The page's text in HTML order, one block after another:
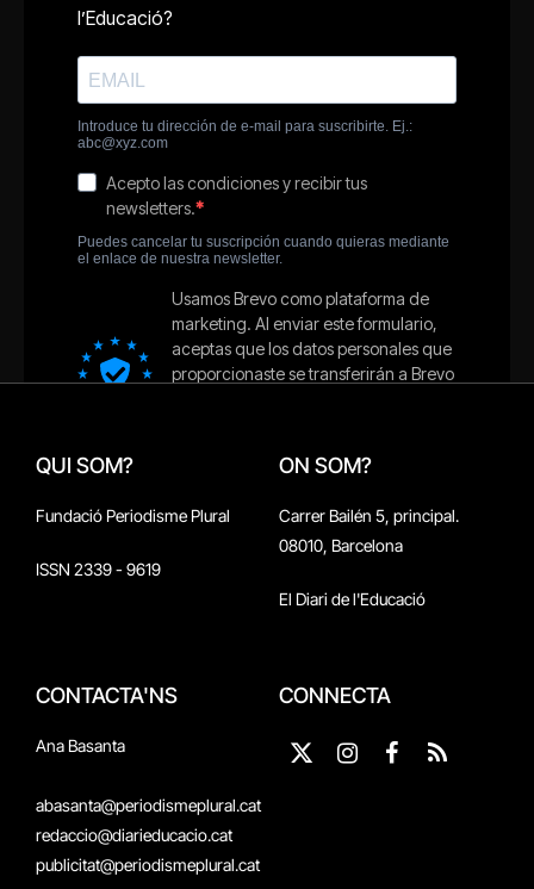
QUI SOM?
Fundació Periodisme Plural
ISSN 2339 - 9619
ON SOM?
Carrer Bailén 5, principal.
08010, Barcelona
El Diari de l'Educació
CONTACTA'NS
Ana Basanta
abasanta@periodismeplural.cat
redaccio@diarieducacio.cat
publicitat@periodismeplural.cat
CONNECTA
X
Instagram
Facebook
RSS